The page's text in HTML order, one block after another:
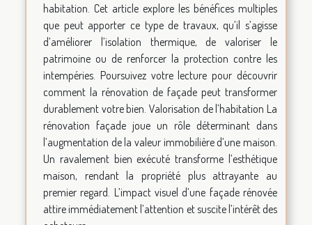
habitation. Cet article explore les bénéfices multiples
que peut apporter ce type de travaux, qu’il s’agisse
d’améliorer l’isolation thermique, de valoriser le
patrimoine ou de renforcer la protection contre les
intempéries. Poursuivez votre lecture pour découvrir
comment la rénovation de façade peut transformer
durablement votre bien. Valorisation de l’habitation La
rénovation façade joue un rôle déterminant dans
l’augmentation de la valeur immobilière d’une maison.
Un ravalement bien exécuté transforme l’esthétique
maison, rendant la propriété plus attrayante au
premier regard. L’impact visuel d’une façade rénovée
attire immédiatement l’attention et suscite l’intérêt des